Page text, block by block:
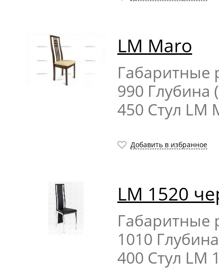
LM Maro
Габаритные
990
450 Стул LM
Добавить в избранное
LM 1520
Габаритные
1010
400 Стул LM